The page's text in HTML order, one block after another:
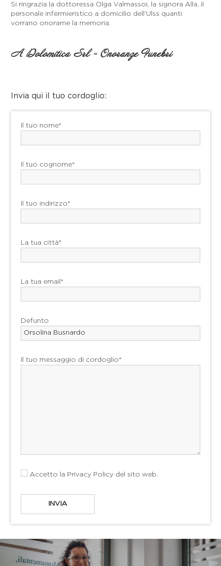
Si ringrazia la dottoressa Olga Valmassoi, la signora Alla, il
personale infermieristico a domicilio dell’Ulss quanti
vorrano onorarne la memoria.
A Dolomitica Srl - Onoranze Funebri
Invia qui il tuo cordoglio:
Il tuo nome*
Il tuo cognome*
Il tuo indirizzo*
La tua città*
La tua email*
Defunto
Il tuo messaggio di cordoglio*
Accetto la Privacy Policy del sito web.